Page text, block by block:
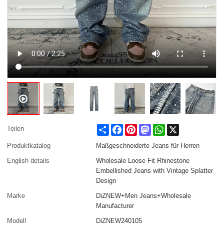
Teilen Share FacebookPinterestMastodonWhatsApp
Produktkatalog
Maßgeschneiderte Jeans für Herren
English details
Wholesale Loose Fit Rhinestone
Embellished Jeans with Vintage Splatter
Design
Marke
DiZNEW+Men Jeans+Wholesale
Manufacturer
Modell
DiZNEW240105